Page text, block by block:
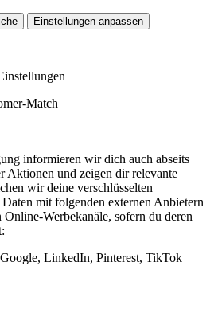
Einstellungen anpassen
Match
informieren wir dich auch abseits
Aktionen und zeigen dir relevante
wir deine verschlüsselten
Daten mit folgenden externen Anbietern
Online-Werbekanäle, sofern du deren
LinkedIn, Pinterest, TikTok